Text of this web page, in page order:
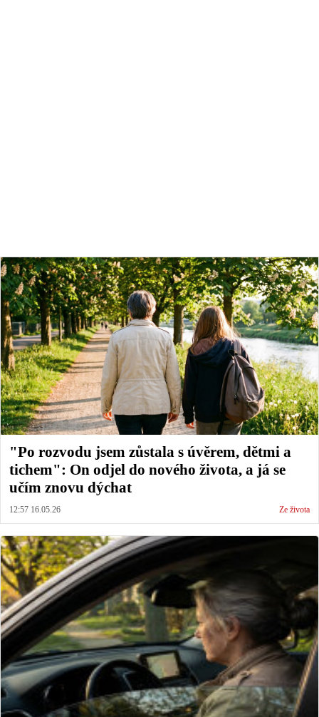
"Po rozvodu jsem zůstala s úvěrem, dětmi a
tichem": On odjel do nového života, a já se
učím znovu dýchat
12:57 16.05.26 Ze života